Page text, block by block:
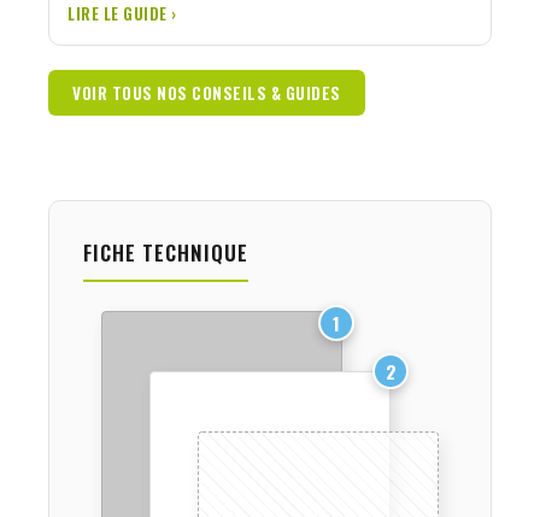
LIRE LE GUIDE ›
VOIR TOUS NOS CONSEILS & GUIDES
FICHE TECHNIQUE
1
2